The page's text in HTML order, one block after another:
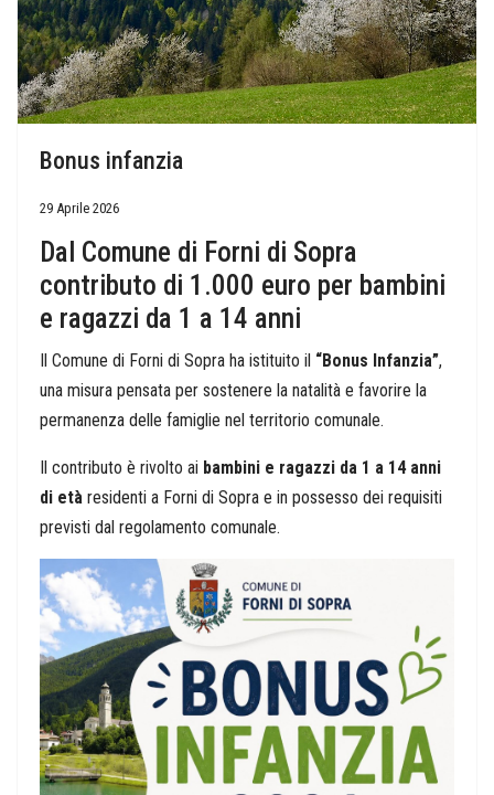
Bonus infanzia
29 Aprile 2026
Dal Comune di Forni di Sopra
contributo di 1.000 euro per bambini
e ragazzi da 1 a 14 anni
Il Comune di Forni di Sopra ha istituito il “Bonus Infanzia”,
una misura pensata per sostenere la natalità e favorire la
permanenza delle famiglie nel territorio comunale.
Il contributo è rivolto ai bambini e ragazzi da 1 a 14 anni
di età residenti a Forni di Sopra e in possesso dei requisiti
previsti dal regolamento comunale.